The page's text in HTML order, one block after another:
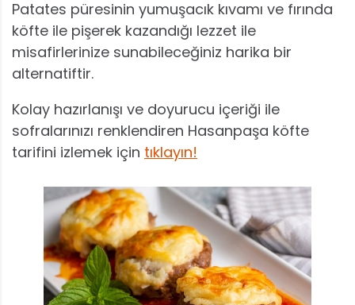
Patates püresinin yumuşacık kıvamı ve fırında
köfte ile pişerek kazandığı lezzet ile
misafirlerinize sunabileceğiniz harika bir
alternatiftir.
Kolay hazırlanışı ve doyurucu içeriği ile
sofralarınızı renklendiren Hasanpaşa köfte
tarifini izlemek için tıklayın!